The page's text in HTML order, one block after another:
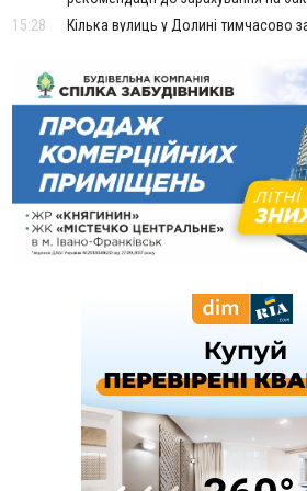
15:28
Кілька вулиць у Долині тимчасово
14:35
Не знає англійську на достатньому
Кишакевич не зможе стати суддею
кримінального суду
14:14
У Ворохті проведуть Кубок ФЛСУ зі
пам'яті оборонця Богдана Бухонка
13:30
ФОТО На Калущині розшукали
блукав у лісі
13:14
Боднар розповів про реакцію
"Едельвейси" щемливо
Вчора у Франківську, Коломиї,
зафіксували рекордну спеку
У Надвірній п'яна жінка побила
призначив штраф і 30 тисяч
У басейні Дністра встановилася
води наблизилися до найнижчих